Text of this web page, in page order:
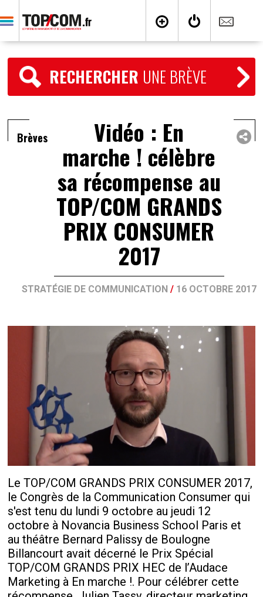
RECHERCHER UNE BRÈVE
Brèves Vidéo : En
marche ! célèbre
sa récompense au
TOP/COM GRANDS
PRIX CONSUMER
2017
STRATÉGIE DE COMMUNICATION/ 16 OCTOBRE 2017
Le TOP/COM GRANDS PRIX CONSUMER 2017,
le Congrès de la Communication Consumer qui
s'est tenu du lundi 9 octobre au jeudi 12
octobre à Novancia Business School Paris et
au théâtre Bernard Palissy de Boulogne
Billancourt avait décerné le Prix Spécial
TOP/COM GRANDS PRIX HEC de l’Audace
Marketing à En marche !. Pour célébrer cette